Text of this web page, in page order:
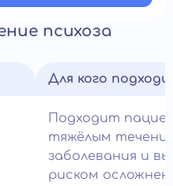
психоза
Для кого
Подходит
тяжёлым
заболевания и
риском